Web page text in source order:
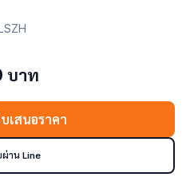
บาท
เสนอราคา
าน Line